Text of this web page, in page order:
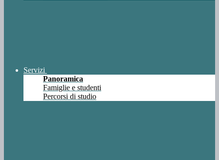
Servizi
Panoramica
Famiglie e studenti
Percorsi di studio